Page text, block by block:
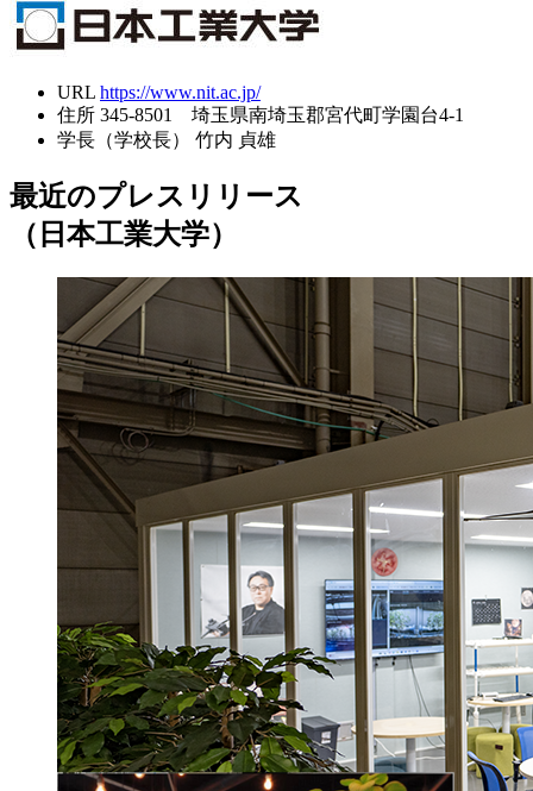
URL https://www.nit.ac.jp/
住所 345-8501 埼玉県南埼玉郡宮代町学園台4-1
学長（学校長）
竹内 貞雄
最近のプレスリリース
（日本工業大学）